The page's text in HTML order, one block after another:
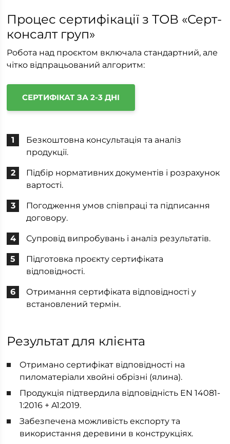
Процес сертифікації з ТОВ «Серт-
консалт груп»
Робота над проєктом включала стандартний, але
чітко відпрацьований алгоритм:
СЕРТИФІКАТ ЗА 2-3 ДНІ
Безкоштовна консультація та аналіз
продукції.
Підбір нормативних документів і розрахунок
вартості.
Погодження умов співпраці та підписання
договору.
Супровід випробувань і аналіз результатів.
Підготовка проєкту сертифіката
відповідності.
Отримання сертифіката відповідності у
встановлений термін.
Результат для клієнта
Отримано сертифікат відповідності на
пиломатеріали хвойні обрізні (ялина).
Продукція підтвердила відповідність EN 14081-
1:2016 + A1:2019.
Забезпечена можливість експорту та
використання деревини в конструкціях.